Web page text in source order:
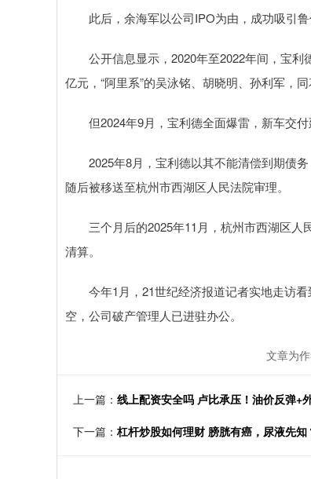
此后，余海军以公司IPO为由，成功吸引鲁
公开信息显示，2020年至2022年间，宝利
亿元，“阿里系”的吴泳铭、胡晓明、孙利军
但2024年9月，宝利德全面爆雷，新车交付
2025年8月，宝利德以其不能清偿到期债务
随后被移送至杭州市西湖区人民法院审理。
三个月后的2025年11月，杭州市西湖区人
清算。
今年1月，21世纪经济报道记者实地走访看
空，公司破产管理人已进驻办公。
文章为
上一篇： 线上配资安全吗 卢比承压！油价反弹+
下一篇： 杠杆炒股如何理财 膀胱有癌，尿液先